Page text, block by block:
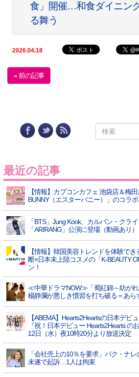
食」開催…和食ダイニン
る舞う
2026.04.18
« 前の記事
最近の記事
【情報】カプコンカフェ 池袋店＆梅
BUNNY（エスターバニー）」のコラ
「BTS」Jung Kook、カルバン・クラ
「ARIRANG」公演に登場（動画あり）
【情報】韓国美容トレンドを体験で
断×日本未上陸コスメの「K-BEAUTY
ン！
≪中華ドラマNOW≫「蜀紅錦～紡がれ
楊静瀾が悪しき慣習を打ち破る＝あら
【ABEMA】Hearts2Heartsの日本デビ
『祝！日本デビュー Hearts2Hearts の
12日（水）夜10時20分より放送決定
「会社売上の10％を要求」パク・ナ
未遂で起訴…1人は拘束